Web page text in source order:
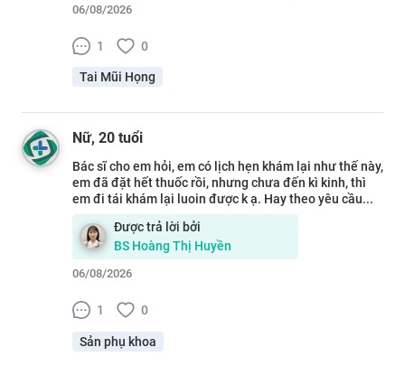
06/08/2026
1 0
Tai Mũi Họng
Nữ, 20 tuổi
Bác sĩ cho em hỏi, em có lịch hẹn khám lại như thế này,
em đã đặt hết thuốc rồi, nhưng chưa đến kì kinh, thì
em đi tái khám lại luoin được k ạ. Hay theo yêu cầu...
Được trả lời bởi
BS Hoàng Thị Huyền
06/08/2026
1 0
Sản phụ khoa